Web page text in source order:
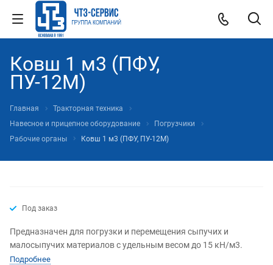
Ковш 1 м3 (ПФУ,
ПУ-12М)
Главная
Тракторная техника
Навесное и прицепное оборудование
Погрузчики
Рабочие органы
Ковш 1 м3 (ПФУ, ПУ-12М)
Под заказ
Предназначен для погрузки и перемещения сыпучих и
малосыпучих материалов с удельным весом до 15 кН/м3.
Подробнее